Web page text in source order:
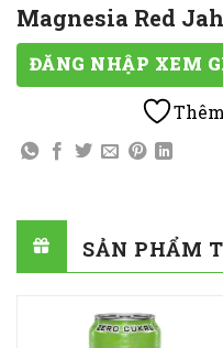
Magnesia Red
ĐĂNG NHẬP XEM
SẢN PHẨM